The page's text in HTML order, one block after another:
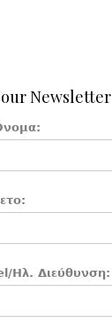
Newsletter
Ηλ. Διεύθυνση: